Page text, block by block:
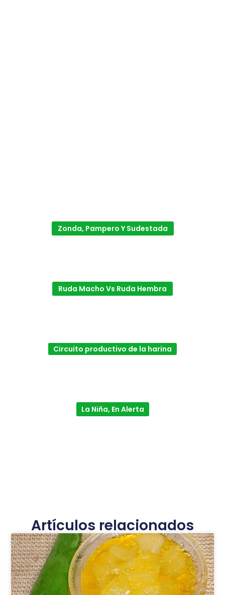
Zonda, Pampero Y Sudestada
Ruda Macho Vs Ruda Hembra
Circuito productivo de la harina
La Niña, En Alerta
Artículos relacionados